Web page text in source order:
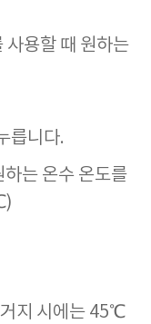
사용할 때 원하는
릅니다.
하는 온수 온도를
지 시에는 45℃